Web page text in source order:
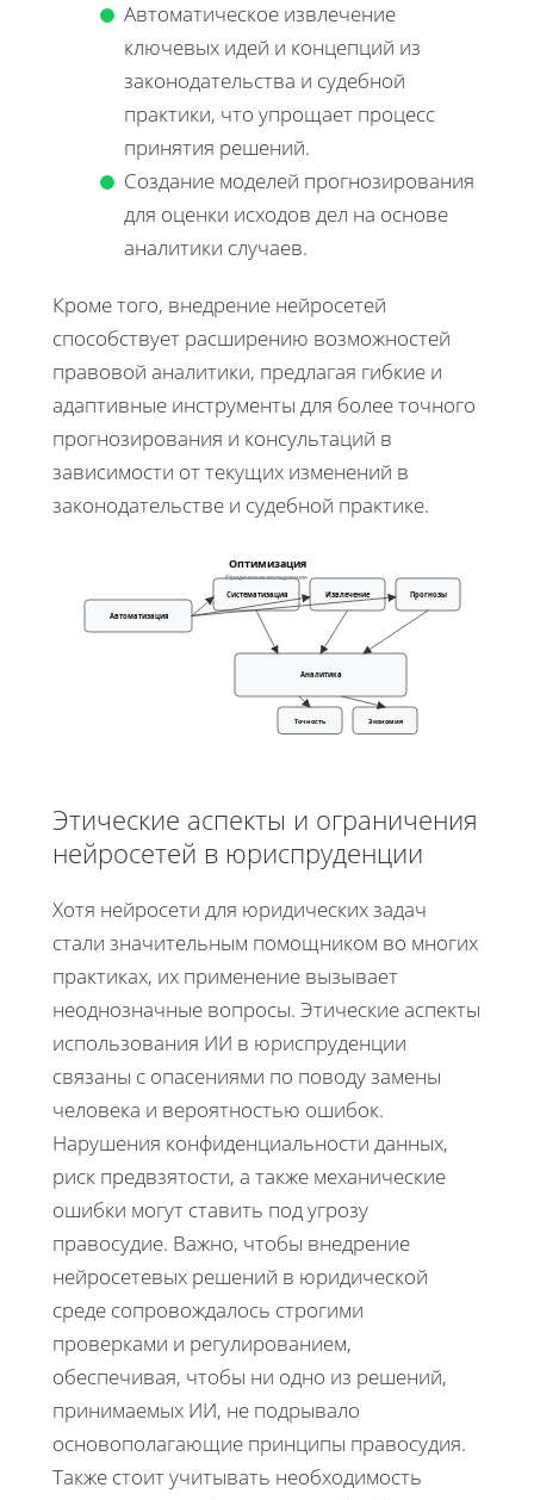
Автоматическое извлечение
ключевых идей и концепций из
законодательства и судебной
практики, что упрощает процесс
принятия решений.
Создание моделей прогнозирования
для оценки исходов дел на основе
аналитики случаев.
Кроме того, внедрение нейросетей
способствует расширению возможностей
правовой аналитики, предлагая гибкие и
адаптивные инструменты для более точного
прогнозирования и консультаций в
зависимости от текущих изменений в
законодательстве и судебной практике.
Оптимизация
Автоматизация
Систематизация Извлечение Прогнозы
Аналитика
Точность Экономия
Юридические исследования
Этические аспекты и ограничения
нейросетей в юриспруденции
Хотя нейросети для юридических задач
стали значительным помощником во многих
практиках, их применение вызывает
неоднозначные вопросы. Этические аспекты
использования ИИ в юриспруденции
связаны с опасениями по поводу замены
человека и вероятностью ошибок.
Нарушения конфиденциальности данных,
риск предвзятости, а также механические
ошибки могут ставить под угрозу
правосудие. Важно, чтобы внедрение
нейросетевых решений в юридической
среде сопровождалось строгими
проверками и регулированием,
обеспечивая, чтобы ни одно из решений,
принимаемых ИИ, не подрывало
основополагающие принципы правосудия.
Также стоит учитывать необходимость